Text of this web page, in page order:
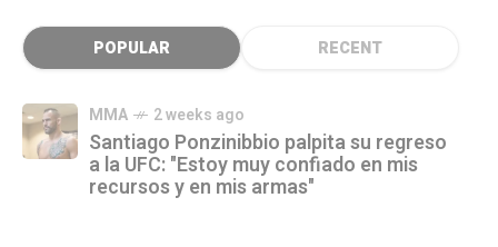
POPULAR RECENT
MMA 2 weeks ago
Santiago Ponzinibbio palpita su regreso
a la UFC: "Estoy muy confiado en mis
recursos y en mis armas"